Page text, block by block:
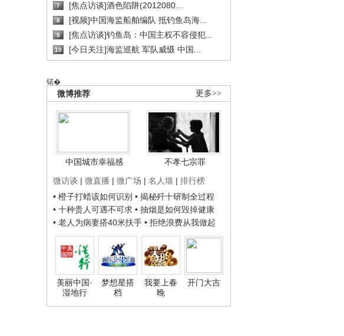
7 [焦点访谈]酒色陷阱(2012080...
8 [视频]中国海监船舶编队 抵钓鱼岛海...
9 [焦点访谈]钓鱼岛：中国主权不容侵犯...
10 [今日关注]海监巡航 军队威慑 中国...
锘�
更多>>
微博推荐
中国城市幸福感
不孝七宗罪
微访谈 | 微直播 | 微广场 | 名人墙 | 排行榜
• 橙子打蜡该如何识别 • 揭秘歼十研制全过程
• 十种贵人可遇不可求 • 抽烟是如何毁掉健康
• 老人为病妻搭40米扶手 • 拒绝浪费从我做起
美丽中国·
湿地行
梦想星搭
档
我要上春
晚
开门大吉